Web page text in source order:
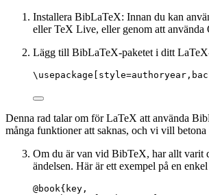
Installera BibLaTeX: Innan du kan
eller TeX Live, eller genom att
Lägg till BibLaTeX-paketet i ditt
\usepackage [
Denna rad talar om för LaTeX att använda
många funktioner att saknas, och vi vill
Om du är van vid BibTeX, har allt varit
ändelsen. Här är ett exempel på en
@book{key,